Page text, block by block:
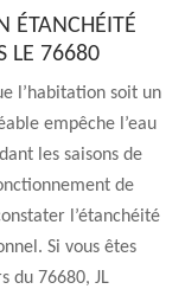
ÉTANCHÉITÉ
LE 76680
l’habitation soit un
empêche l’eau
les saisons de
de
l’étanchéité
Si vous êtes
du 76680, JL